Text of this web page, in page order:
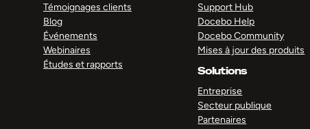
Témoignages clients
Blog
Événements
Webinaires
Études et rapports
Support Hub
Docebo Help
Docebo Community
Mises à jour des produits
Solutions
Entreprise
Secteur publique
Partenaires